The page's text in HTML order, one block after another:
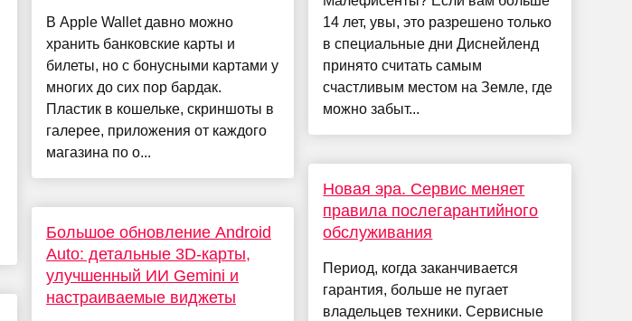
В Apple Wallet давно можно
хранить банковские карты и
билеты, но с бонусными картами у
многих до сих пор бардак.
Пластик в кошельке, скриншоты в
галерее, приложения от каждого
магазина по о...
Большое обновление Android
Auto: детальные 3D-карты,
улучшенный ИИ Gemini и
настраиваемые виджеты
14 лет, увы, это разрешено только
в специальные дни Диснейленд
принято считать самым
счастливым местом на Земле, где
можно забыт...
Новая эра. Cервис меняет
правила послегарантийного
обслуживания
Период, когда заканчивается
гарантия, больше не пугает
владельцев техники. Сервисные